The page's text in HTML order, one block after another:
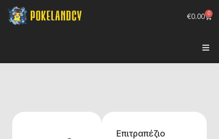
€0.00 0
Επιτραπέζιο